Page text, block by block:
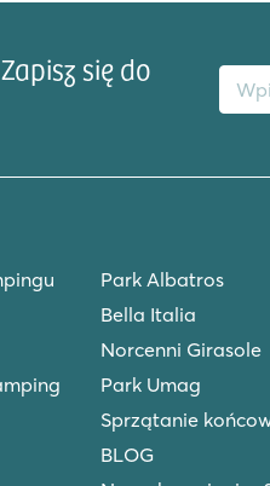
się do
Adres
Park Albatros
Bella Italia
Norcenni Girasole
Park Umag
Sprzątanie
BLOG